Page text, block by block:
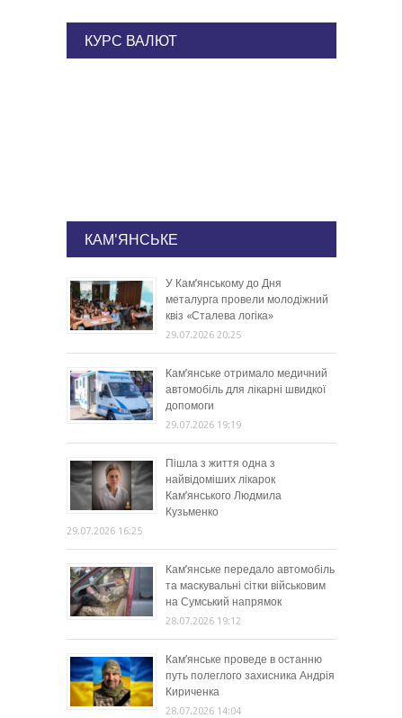
КУРС ВАЛЮТ
КАМ'ЯНСЬКЕ
У Кам’янському до Дня
металурга провели молодіжний
квіз «Сталева логіка»
29.07.2026 20:25
Кам’янське отримало медичний
автомобіль для лікарні швидкої
допомоги
29.07.2026 19:19
Пішла з життя одна з
найвідоміших лікарок
Кам’янського Людмила
Кузьменко
29.07.2026 16:25
Кам’янське передало автомобіль
та маскувальні сітки військовим
на Сумський напрямок
28.07.2026 19:12
Кам’янське проведе в останню
путь полеглого захисника Андрія
Кириченка
28.07.2026 14:04